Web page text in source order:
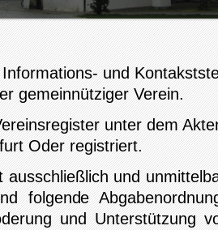
und
gemeinnütziger Verein.
unter dem
Oder registriert.
ausschließlich und
folgende
und Unterstützung